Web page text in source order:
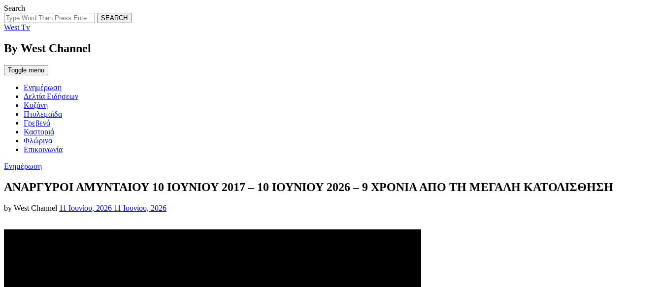
Search
SEARCH
West Tv
By West Channel
Toggle menu
Ενημέρωση
Δελτία Ειδήσεων
Κοζάνη
Πτολεμαϊδα
Γρεβενά
Καστοριά
Φλώρινα
Επικοινωνία
Categories
Ενημέρωση
ΑΝΑΡΓΥΡΟΙ ΑΜΥΝΤΑΙΟΥ 10 ΙΟΥΝΙΟΥ 2017 – 10 ΙΟΥΝΙΟΥ 2026 – 9 ΧΡΟΝΙΑ ΑΠΟ ΤΗ ΜΕΓΑΛΗ ΚΑΤΟΛΙΣΘΗΣΗ
by West Channel Posted
11 Ιουνίου, 2026 11 Ιουνίου, 2026